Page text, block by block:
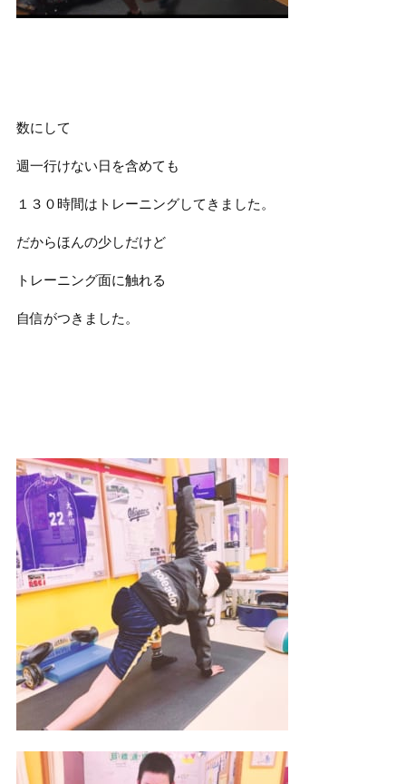
数にして
週一行けない日を含めても
１３０時間はトレーニングしてきました。
だからほんの少しだけど
トレーニング面に触れる
自信がつきました。